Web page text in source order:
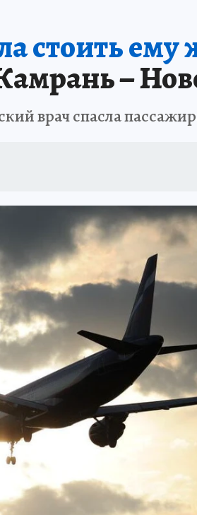
стоить
–
врач спасла